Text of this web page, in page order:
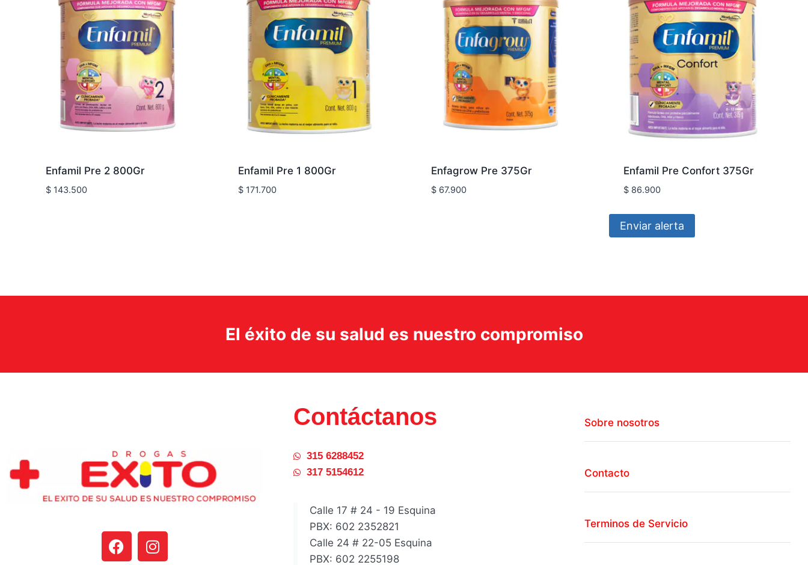
Enfamil Pre 2 800Gr
$143.500
Enfamil Pre 1 800Gr
$ 171.700
Enfagrow Pre 375Gr
$67.900
Enfamil Pre Confort 375Gr
$ 86.900
Enviar alerta
El éxito de su salud es nuestro compromiso
Contáctanos
315 6288452
317 5154612
Calle 17 # 24 - 19 Esquina
PBX: 602 2352821
Calle 24 # 22-05 Esquina
PBX: 602 2255198
Sobre nosotros
Contacto
Terminos de Servicio